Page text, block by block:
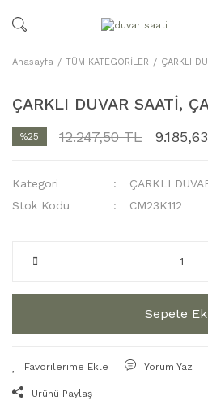
Anasayfa TÜM KATEGORİLER ÇARKLI
ÇARKLI DUVAR SAATİ,
%25 12.247,50 TL
Kategori
ÇARKLI
Stok Kodu
CM23K112
Sepete
Yorum Yaz
Ürünü Paylaş